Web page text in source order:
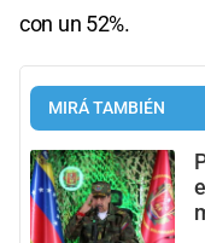
con un 52%.
MIRÁ TAMBIÉN